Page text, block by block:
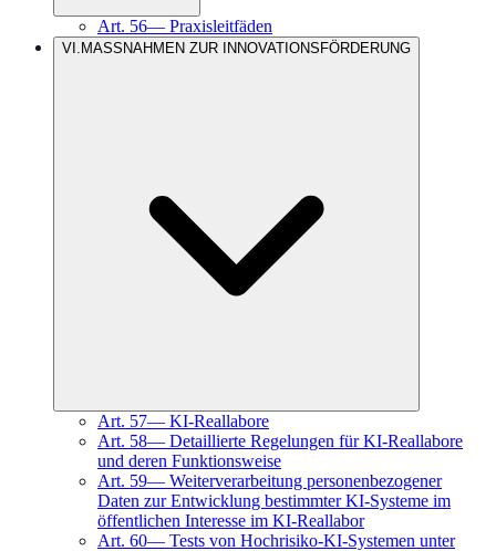
Art. 56— Praxisleitfäden
VI . MASSNAHMEN ZUR INNOVATIONSFÖRDERUNG
Art. 57— KI-Reallabore
Art. 58— Detaillierte Regelungen für KI-Reallabore
und deren Funktionsweise
Art. 59— Weiterverarbeitung personenbezogener
Daten zur Entwicklung bestimmter KI-Systeme im
öffentlichen Interesse im KI-Reallabor
Art. 60— Tests von Hochrisiko-KI-Systemen unter